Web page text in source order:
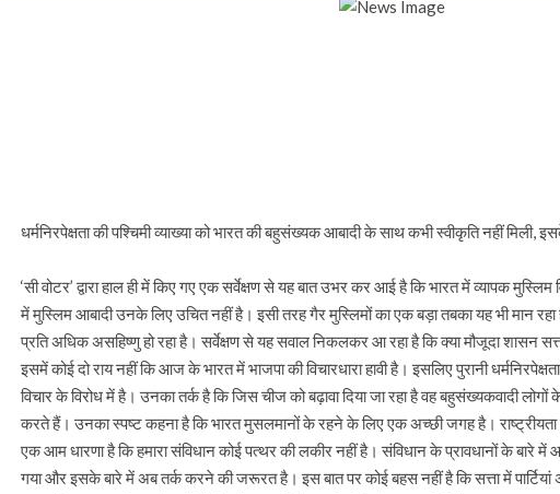
धर्मनिरपेक्षता की पश्चिमी व्याख्या को भारत की बहुसंख्यक आबादी के साथ कभी स्वीकृति नहीं
‘सी वोटर’ द्वारा हाल ही में किए गए एक सर्वेक्षण से यह बात उभर कर आई है कि भारत में व्यापक
में मुस्लिम आबादी उनके लिए उचित नहीं है। इसी तरह गैर मुस्लिमों का एक बड़ा तबका यह भी मान
प्रति अधिक असहिष्णु हो रहा है। सर्वेक्षण से यह सवाल निकलकर आ रहा है कि क्या मौजूदा शासन
इसमें कोई दो राय नहीं कि आज के भारत में भाजपा की विचारधारा हावी है। इसलिए पुरानी
विचार के विरोध में है। उनका तर्क है कि जिस चीज को बढ़ावा दिया जा रहा है वह बहुसंख्यकवादी
करते हैं। उनका स्पष्ट कहना है कि भारत मुसलमानों के रहने के लिए एक अच्छी जगह है।
एक आम धारणा है कि हमारा संविधान कोई पत्थर की लकीर नहीं है। संविधान के प्रावधानों के बारे
गया और इसके बारे में अब तर्क करने की जरूरत है। इस बात पर कोई बहस नहीं है कि सत्ता में पार्टियां